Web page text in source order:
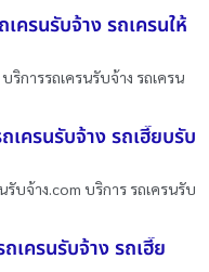
ครนรับจ้าง รถเครนให้
ริการรถเครนรับจ้าง รถเครน
เครนรับจ้าง รถเฮี๊ยบรับ
รับจ้าง.com บริการ รถเครนรับ
เครนรับจ้าง รถเฮี๊ย